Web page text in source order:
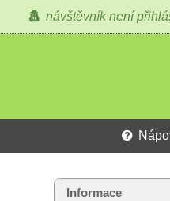
návštěvník není
Informace